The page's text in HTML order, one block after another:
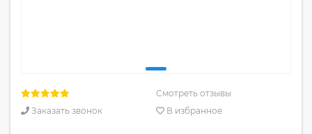
Смотреть отзывы
Заказать звонок
В избранное